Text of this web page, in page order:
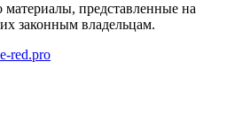
материалы, представленные на
законным владельцам.
red.pro